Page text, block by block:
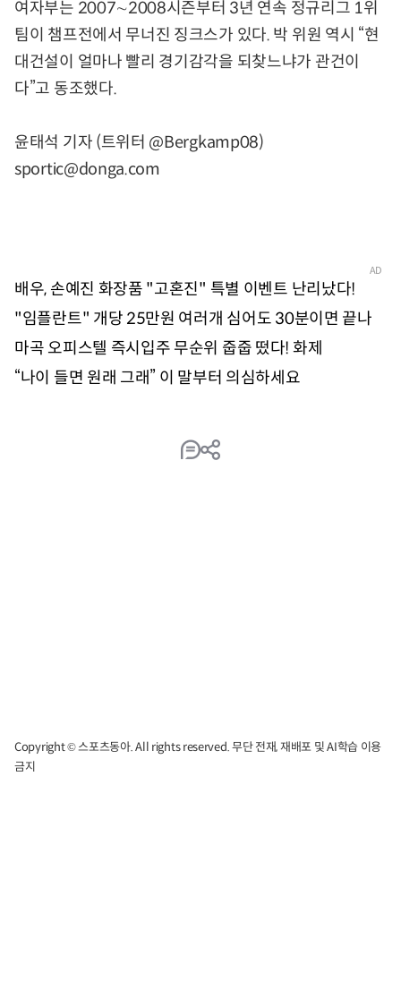
여자부는 2007∼2008시즌부터 3년 연속 정규리그 1위
팀이 챔프전에서 무너진 징크스가 있다. 박 위원 역시 “현
대건설이 얼마나 빨리 경기감각을 되찾느냐가 관건이
다”고 동조했다.
윤태석 기자 (트위터 @Bergkamp08)
sportic@donga.com
Copyright © 스포츠동아. All rights reserved. 무단 전재, 재배포 및 AI학습 이용
금지